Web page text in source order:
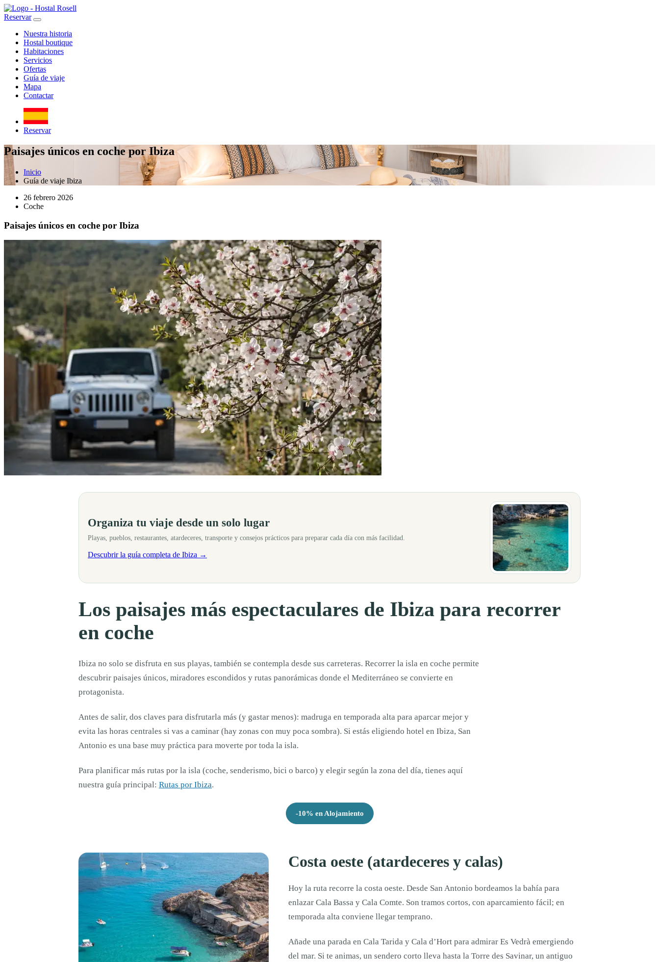
Reservar
Nuestra historia
Hostal boutique
Habitaciones
Servicios
Ofertas
Guía de viaje
Mapa
Contactar
Reservar
Paisajes únicos en coche por Ibiza
Inicio
Guía de viaje Ibiza
26 febrero 2026
Coche
Paisajes únicos en coche por Ibiza
Organiza tu viaje desde un solo lugar
Playas, pueblos, restaurantes, atardeceres, transporte y consejos prácticos para preparar cada día con más facilidad.
Descubrir la guía completa de Ibiza →
Los paisajes más espectaculares de Ibiza para recorrer
en coche
Ibiza no solo se disfruta en sus playas, también se contempla desde sus carreteras. Recorrer la isla en coche permite
descubrir paisajes únicos, miradores escondidos y rutas panorámicas donde el Mediterráneo se convierte en
protagonista.
Antes de salir, dos claves para disfrutarla más (y gastar menos): madruga en temporada alta para aparcar mejor y
evita las horas centrales si vas a caminar (hay zonas con muy poca sombra). Si estás eligiendo hotel en Ibiza, San
Antonio es una base muy práctica para moverte por toda la isla.
Para planificar más rutas por la isla (coche, senderismo, bici o barco) y elegir según la zona del día, tienes aquí
nuestra guía principal: Rutas por Ibiza.
-10% en Alojamiento
Costa oeste (atardeceres y calas)
Hoy la ruta recorre la costa oeste. Desde San Antonio bordeamos la bahía para
enlazar Cala Bassa y Cala Comte. Son tramos cortos, con aparcamiento fácil; en
temporada alta conviene llegar temprano.
Añade una parada en Cala Tarida y Cala d’Hort para admirar Es Vedrà emergiendo
del mar. Si te animas, un sendero corto lleva hasta la Torre des Savinar, un antiguo